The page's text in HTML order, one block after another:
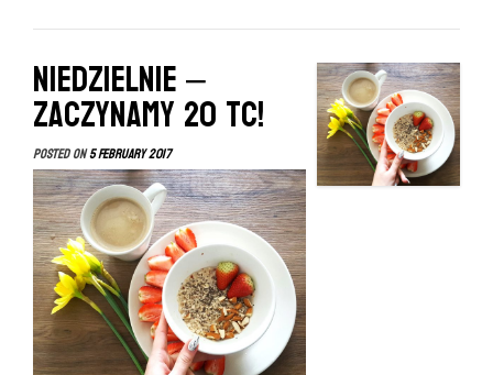
Niedzielnie –
zaczynamy 20 tc!
Posted on5 February 2017